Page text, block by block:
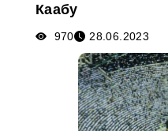
Каабу
970 28.06.2023